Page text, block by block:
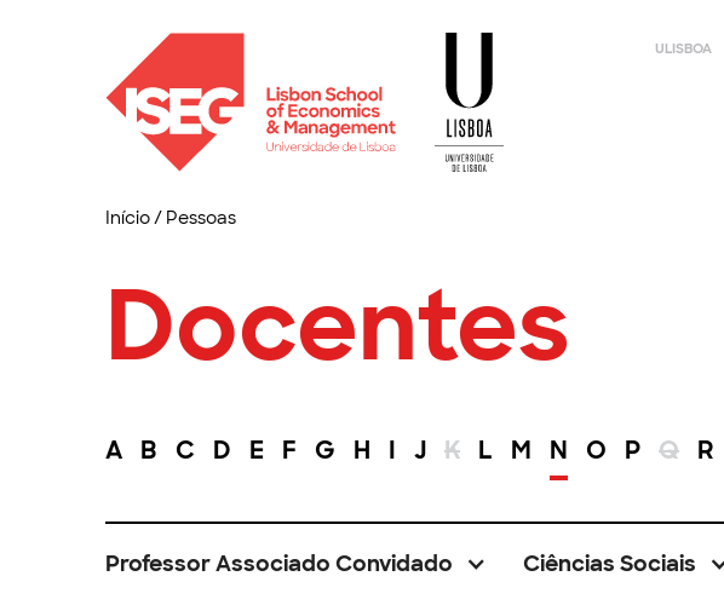
ULISBOA
Início/ Pessoas
Docentes
A B C D E F G H I J K L M N O P Q R
Professor Associado Convidado Ciências Sociais